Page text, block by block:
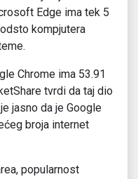
Edge ima tek 5
kompjutera
Chrome ima 53.91
tvrdi da taj dio
jasno da je Google
broja internet
popularnost